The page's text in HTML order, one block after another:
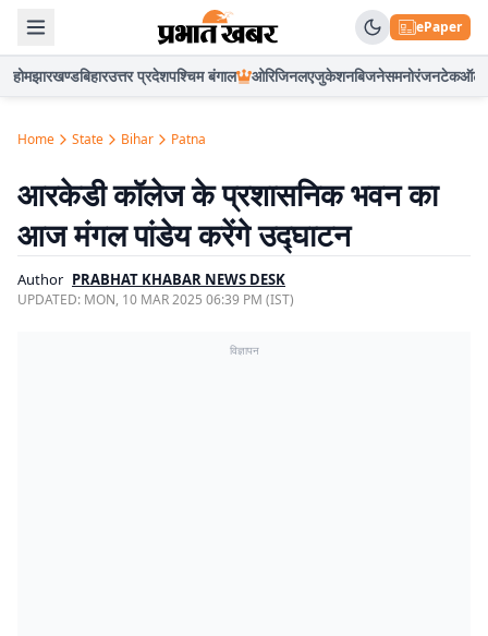
ePaper
होमझारखण्डबिहारउत्तर प्रदेशपश्चिम बंगाल ओरिजिनलएजुकेशनबिजनेसमनोरंजनटेकऑटो
Home State Bihar Patna
आरकेडी कॉलेज के प्रशासनिक भवन का
आज मंगल पांडेय करेंगे उद्घाटन
Author PRABHAT KHABAR NEWS DESK
UPDATED: MON, 10 MAR 2025 06:39 PM (IST)
विज्ञापन